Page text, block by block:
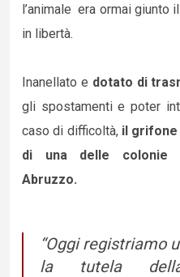
l’animale era ormai giunto
in libertà.
Inanellato e dotato di
gli spostamenti e poter
caso di difficoltà, il
di una delle colonie
Abruzzo.
“Oggi registriamo
la tutela della